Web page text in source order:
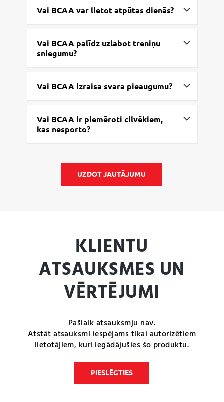
Vai BCAA var lietot atpūtas dienās?
Vai BCAA palīdz uzlabot treniņu
sniegumu?
Vai BCAA izraisa svara pieaugumu?
Vai BCAA ir piemēroti cilvēkiem,
kas nesporto?
UZDOT JAUTĀJUMU
KLIENTU
ATSAUKSMES UN
VĒRTĒJUMI
Pašlaik atsauksmju nav.
Atstāt atsauksmi iespējams tikai autorizētiem
lietotājiem, kuri iegādājušies šo produktu.
PIESLĒGTIES